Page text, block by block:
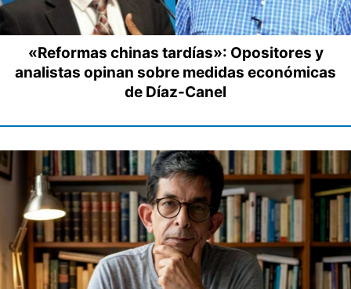
«Reformas chinas tardías»: Opositores y
analistas opinan sobre medidas económicas
de Díaz-Canel